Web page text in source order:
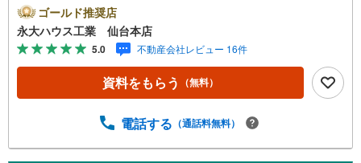
■～永大ハウス工業の強み～仙台市を中心に宮城県内の多数
店舗で展開中！こちらでは当社の強みを大きく2つに分けて
ご紹介！1.＜豊富な不動産知識＞戸建・マンション・土
地...と種別を問わず不動産を取り扱っております。更に教
育施設や商業施設、子育て環境や行政などの地域情報を総
合し、お客様により良い物件選びをして頂けるよう、しっ
＞当社では【購入】【売却】【引っ越し】【リフォーム】
になる住宅ローン各種税金についても、誠心誠意ご説明さ
ゴールド推奨店
永大ハウス工業 仙台本店
5.0 不動産会社レビュー 16件
資料をもらう （無料）
電話する （通話料無料）